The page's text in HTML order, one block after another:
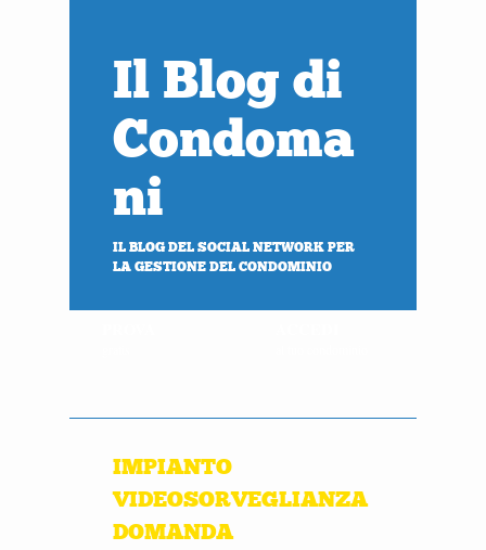
Il Blog di
Condoma
ni
IL BLOG DEL SOCIAL NETWORK PER
LA GESTIONE DEL CONDOMINIO
IMPIANTO
VIDEOSORVEGLIANZA
DOMANDA